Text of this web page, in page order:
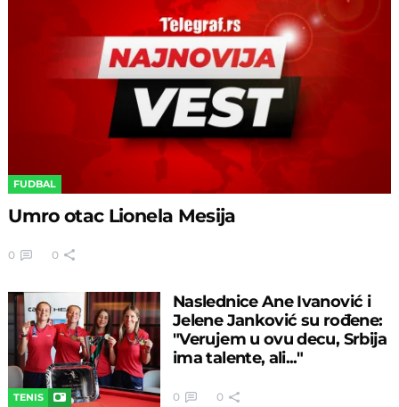
FUDBAL
Umro otac Lionela Mesija
0 0
TENIS
Naslednice Ane Ivanović i
Jelene Janković su rođene:
"Verujem u ovu decu, Srbija
ima talente, ali..."
0 0